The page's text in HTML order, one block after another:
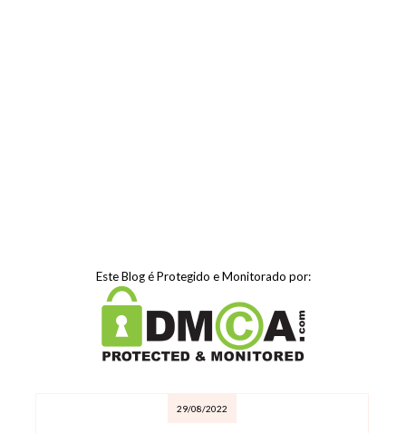
Este Blog é Protegido e Monitorado por:
29/08/2022